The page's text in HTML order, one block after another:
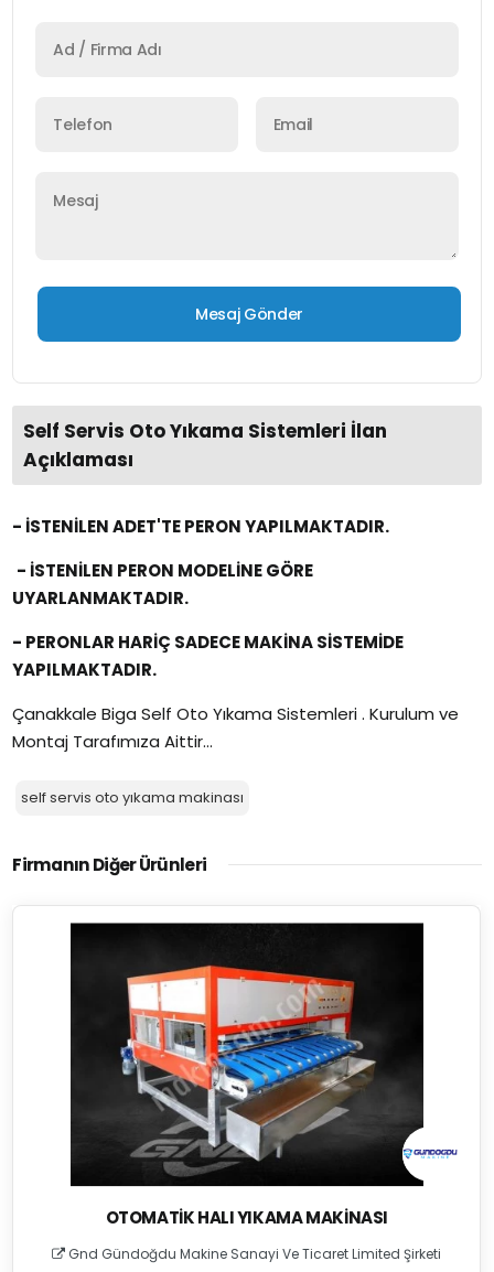
Self Servis Oto Yıkama Sistemleri İlan
Açıklaması
- İSTENİLEN ADET'TE PERON YAPILMAKTADIR.
- İSTENİLEN PERON MODELİNE GÖRE
UYARLANMAKTADIR.
- PERONLAR HARİÇ SADECE MAKİNA SİSTEMİDE
YAPILMAKTADIR.
Çanakkale Biga Self Oto Yıkama Sistemleri . Kurulum ve
Montaj Tarafımıza Aittir...
self servis oto yıkama makinası
Firmanın Diğer Ürünleri
OTOMATIK HALI YIKAMA MAKINASI
Gnd Gündoğdu Makine Sanayi Ve Ticaret Limited Şirketi